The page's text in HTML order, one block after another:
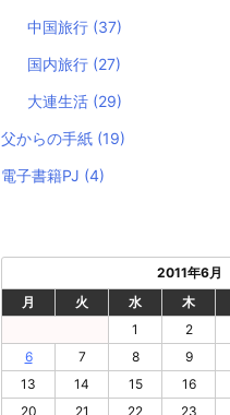
中国旅行 (37)
国内旅行 (27)
大連生活 (29)
父からの手紙 (19)
電子書籍PJ (4)
2011年6月
月
火 水 木
1
2
6
7 8 9
13
14 15 16
20
21 22 23